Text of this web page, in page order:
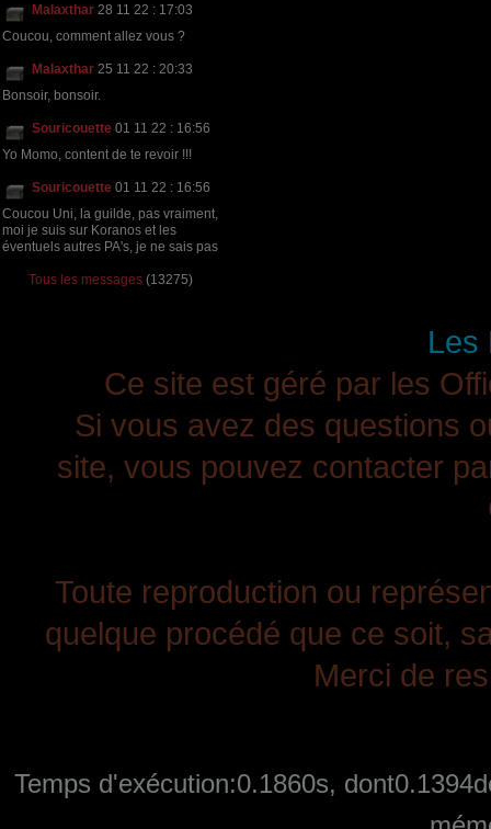
Malaxthar 28 11 22 : 17:03
Coucou, comment allez vous ?
Malaxthar 25 11 22 : 20:33
Bonsoir, bonsoir.
Souricouette 01 11 22 : 16:56
Yo Momo, content de te revoir !!!
Souricouette 01 11 22 : 16:56
Coucou Uni, la guilde, pas vraiment,
moi je suis sur Koranos et les
éventuels autres PA's, je ne sais pas
Tous les messages (13275)
Les
Ce site est géré par les
Si vous avez des questions
site, vous pouvez contacter
Toute reproduction ou
quelque procédé que ce soit,
Merci de
Temps d'exécution:0.1860s,